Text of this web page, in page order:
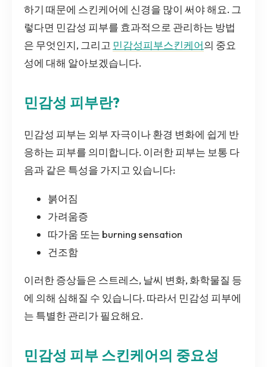
하기 때문에 스킨케어에 신경을 많이 써야 해요. 그
렇다면 민감성 피부를 효과적으로 관리하는 방법
은 무엇인지, 그리고 민감성피부스킨케어의 중요
성에 대해 알아보겠습니다.
민감성 피부란?
민감성 피부는 외부 자극이나 환경 변화에 쉽게 반
응하는 피부를 의미합니다. 이러한 피부는 보통 다
음과 같은 특성을 가지고 있습니다:
붉어짐
가려움증
따가움 또는 burning sensation
건조함
이러한 증상들은 스트레스, 날씨 변화, 화학물질 등
에 의해 심해질 수 있습니다. 따라서 민감성 피부에
는 특별한 관리가 필요해요.
민감성 피부 스킨케어의 중요성